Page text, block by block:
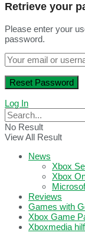
Retrieve your
Please enter your
password.
Log In
No Result
View All Result
News
Xbox
Xbox
Reviews
Games with
Xbox Game
Xboxmedia